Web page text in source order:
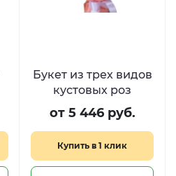
Букет из трех видов
кустовых роз
от 5 446 руб.
Купить в 1 клик